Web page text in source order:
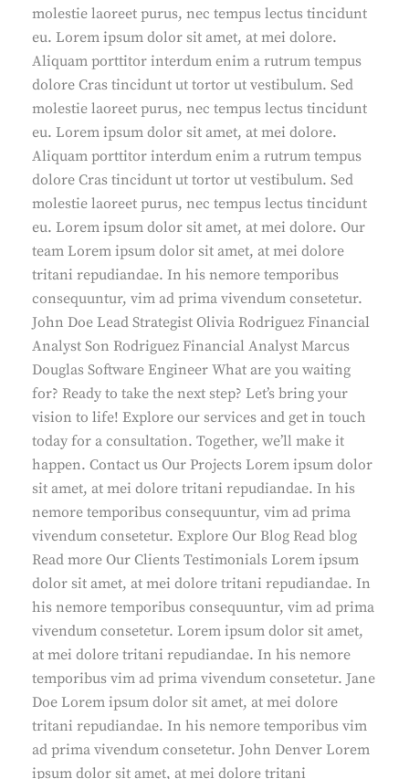
molestie laoreet purus, nec tempus lectus tincidunt
eu. Lorem ipsum dolor sit amet, at mei dolore.
Aliquam porttitor interdum enim a rutrum tempus
dolore Cras tincidunt ut tortor ut vestibulum. Sed
molestie laoreet purus, nec tempus lectus tincidunt
eu. Lorem ipsum dolor sit amet, at mei dolore.
Aliquam porttitor interdum enim a rutrum tempus
dolore Cras tincidunt ut tortor ut vestibulum. Sed
molestie laoreet purus, nec tempus lectus tincidunt
eu. Lorem ipsum dolor sit amet, at mei dolore. Our
team Lorem ipsum dolor sit amet, at mei dolore
tritani repudiandae. In his nemore temporibus
consequuntur, vim ad prima vivendum consetetur.
John Doe Lead Strategist Olivia Rodriguez Financial
Analyst Son Rodriguez Financial Analyst Marcus
Douglas Software Engineer What are you waiting
for? Ready to take the next step? Let’s bring your
vision to life! Explore our services and get in touch
today for a consultation. Together, we’ll make it
happen. Contact us Our Projects Lorem ipsum dolor
sit amet, at mei dolore tritani repudiandae. In his
nemore temporibus consequuntur, vim ad prima
vivendum consetetur. Explore Our Blog Read blog
Read more Our Clients Testimonials Lorem ipsum
dolor sit amet, at mei dolore tritani repudiandae. In
his nemore temporibus consequuntur, vim ad prima
vivendum consetetur. Lorem ipsum dolor sit amet,
at mei dolore tritani repudiandae. In his nemore
temporibus vim ad prima vivendum consetetur. Jane
Doe Lorem ipsum dolor sit amet, at mei dolore
tritani repudiandae. In his nemore temporibus vim
ad prima vivendum consetetur. John Denver Lorem
ipsum dolor sit amet, at mei dolore tritani